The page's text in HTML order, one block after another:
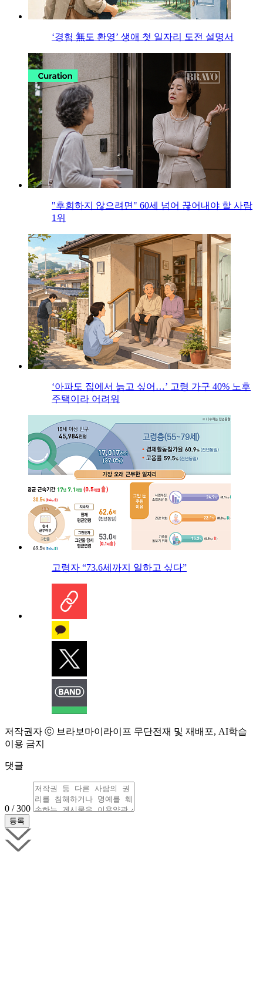
‘경험 無도 환영’ 생애 첫 일자리 도전 설명서
"후회하지 않으려면" 60세 넘어 끊어내야 할 사람
1위
‘아파도 집에서 늙고 싶어…’ 고령 가구 40% 노후
주택이라 어려워
고령자 “73.6세까지 일하고 싶다”
저작권자 ⓒ 브라보마이라이프 무단전재 및 재배포, AI학습
이용 금지
댓글
0 / 300